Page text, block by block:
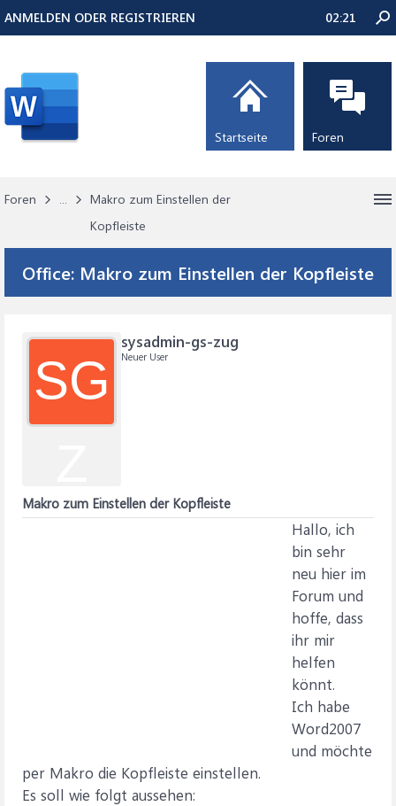
Foren ...
Makro zum Einstellen der
Kopfleiste
Office: Makro zum Einstellen der Kopfleiste
SG
sysadmin-gs-zug
Neuer User
Makro zum Einstellen der Kopfleiste
Hallo, ich
bin sehr
neu hier im
Forum und
hoffe, dass
ihr mir
helfen
könnt.
Ich habe
Word2007
und möchte
per Makro die Kopfleiste einstellen.
Es soll wie folgt aussehen:
ANMELDEN ODER REGISTRIEREN 02:21
Startseite Foren